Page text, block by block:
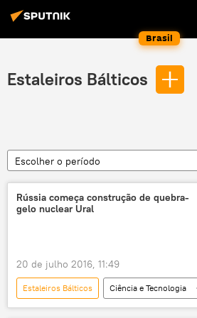
Brasil
Estaleiros Bálticos
Escolher o período
Rússia começa construção de quebra-
gelo nuclear Ural
20 de julho 2016, 11:49
Estaleiros Bálticos
Ciência e Tecnologia
Notícias
Sociedade
Ártico